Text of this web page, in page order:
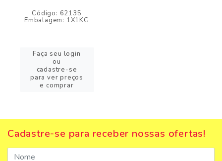
Código: 62135
Embalagem: 1X1KG
Faça seu login
ou
cadastre-se
para ver preços
e comprar
Cadastre-se para receber nossas ofertas!